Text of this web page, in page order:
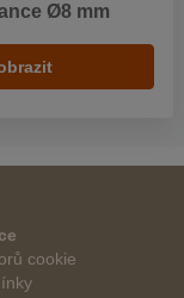
Ø8 mm
cookie